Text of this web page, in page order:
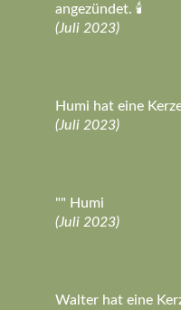
angezündet. 🕯️
(Juli 2023)
Humi hat eine
(Juli 2023)
"" Humi
(Juli 2023)
Walter hat eine